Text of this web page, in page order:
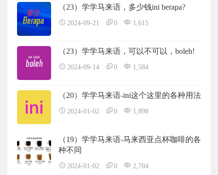
（23）学学马来语，多少钱ini berapa?
2024-09-21 0 1,615
（23）学学马来语，可以不可以，boleh!
2024-09-14 0 1,584
（20）学学马来语-ini这个这里的各种用法
2024-01-02 0 1,898
（19）学学马来语-马来西亚点杯咖啡的各
种不同
2024-01-02 0 2,704